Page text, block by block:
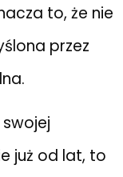
to, że nie
przez
już od lat, to